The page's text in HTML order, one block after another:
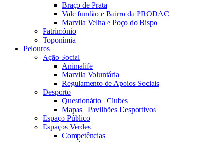
Braço de Prata
Vale fundão e Bairro da PRODAC
Marvila Velha e Poço do Bispo
Património
Toponímia
Pelouros
Ação Social
Animalife
Marvila Voluntária
Regulamento de Apoios Sociais
Desporto
Questionário | Clubes
Mapas | Pavilhões Desportivos
Espaço Público
Espaços Verdes
Competências